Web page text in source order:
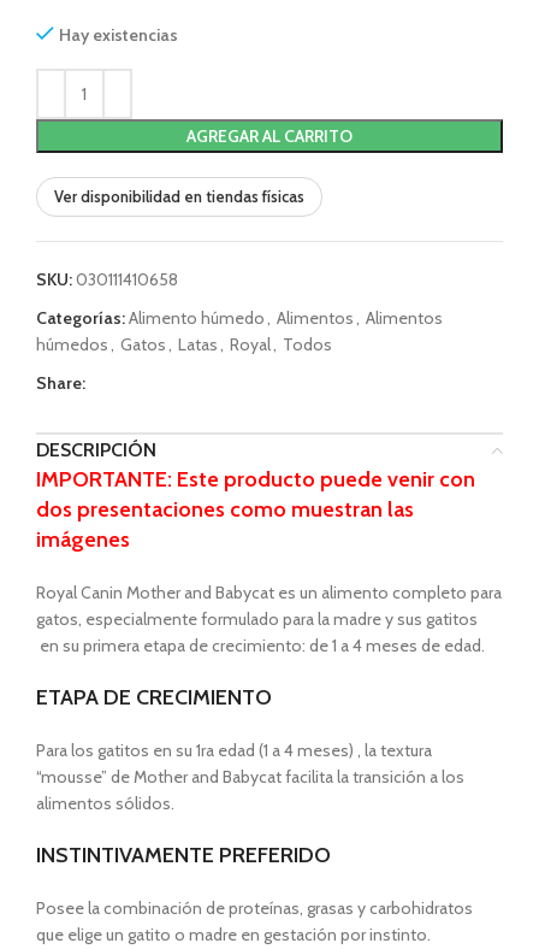
Hay existencias
AGREGAR AL CARRITO
Ver disponibilidad en tiendas físicas
SKU:030111410658
Categorías:Alimento húmedo, Alimentos, Alimentos
húmedos, Gatos, Latas, Royal, Todos
Share:
DESCRIPCIÓN
IMPORTANTE: Este producto puede venir con
dos presentaciones como muestran las
imágenes
Royal Canin Mother and Babycat es un alimento completo para
gatos, especialmente formulado para la madre y sus gatitos
en su primera etapa de crecimiento: de 1 a 4 meses de edad.
ETAPA DE CRECIMIENTO
Para los gatitos en su 1ra edad (1 a 4 meses) , la textura
“mousse” de Mother and Babycat facilita la transición a los
alimentos sólidos.
INSTINTIVAMENTE PREFERIDO
Posee la combinación de proteínas, grasas y carbohidratos
que elige un gatito o madre en gestación por instinto.